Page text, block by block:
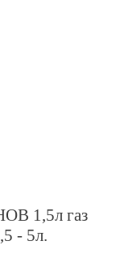
1,5л газ
- 5л.